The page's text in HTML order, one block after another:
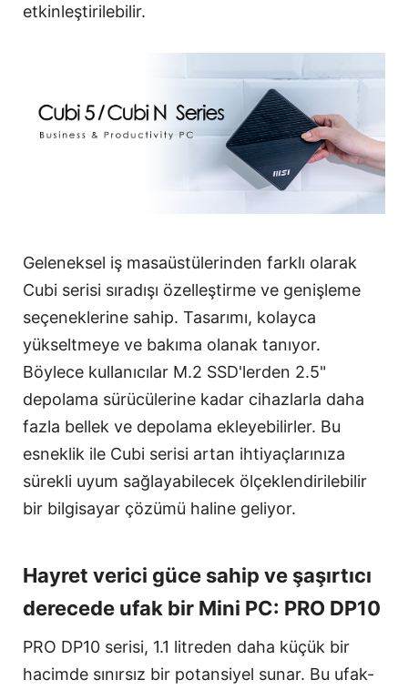
etkinleştirilebilir.
Geleneksel iş masaüstülerinden farklı olarak
Cubi serisi sıradışı özelleştirme ve genişleme
seçeneklerine sahip. Tasarımı, kolayca
yükseltmeye ve bakıma olanak tanıyor.
Böylece kullanıcılar M.2 SSD'lerden 2.5"
depolama sürücülerine kadar cihazlarla daha
fazla bellek ve depolama ekleyebilirler. Bu
esneklik ile Cubi serisi artan ihtiyaçlarınıza
sürekli uyum sağlayabilecek ölçeklendirilebilir
bir bilgisayar çözümü haline geliyor.
Hayret verici güce sahip ve şaşırtıcı
derecede ufak bir Mini PC: PRO DP10
PRO DP10 serisi, 1.1 litreden daha küçük bir
hacimde sınırsız bir potansiyel sunar. Bu ufak-